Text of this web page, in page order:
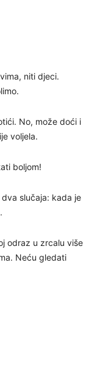
niti djeci.
No, može doći i
voljela.
boljom!
slučaja: kada je
odraz u zrcalu više
Neću gledati